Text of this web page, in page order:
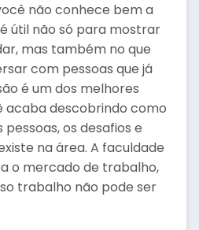
não conhece bem a
útil não só para mostrar
mas também no que
com pessoas que já
é um dos melhores
acaba descobrindo como
os desafios e
na área. A faculdade
o mercado de trabalho,
trabalho não pode ser